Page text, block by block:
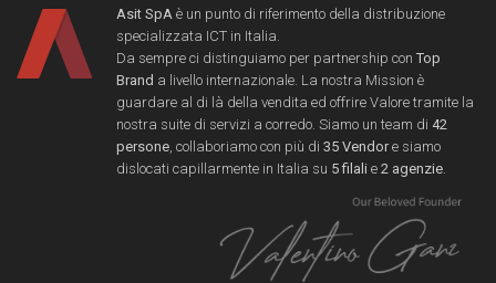
Asit SpA è un punto di riferimento della distribuzione
specializzata ICT in Italia.
Da sempre ci distinguiamo per partnership con Top
Brand a livello internazionale. La nostra Mission è
guardare al di là della vendita ed offrire Valore tramite la
nostra suite di servizi a corredo. Siamo un team di 42
persone, collaboriamo con più di 35 Vendore siamo
dislocati capillarmente in Italia su 5 filali e 2 agenzie.